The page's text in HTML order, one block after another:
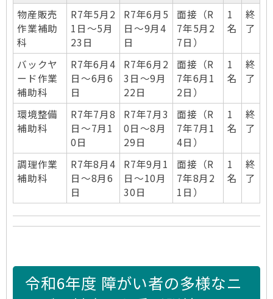
物産販売
作業補助
科
R7年5月2
1日～5月
23日
R7年6月5
日～9月4
日
面接（R
7年5月2
7日）
1
名
終
了
バックヤ
ード作業
補助科
R7年6月4
日～6月6
日
R7年6月2
3日～9月
22日
面接（R
7年6月1
2日）
1
名
終
了
環境整備
補助科
R7年7月8
日～7月1
0日
R7年7月3
0日～8月
29日
面接（R
7年7月1
4日）
1
名
終
了
調理作業
補助科
R7年8月4
日～8月6
日
R7年9月1
日～10月
30日
面接（R
7年8月2
1日）
1
名
終
了
令和6年度 障がい者の多様なニ